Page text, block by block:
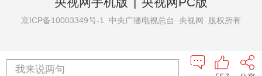
京ICP备10003349号-1 中央广播电视总台 央视网 版权所有
我来说两句